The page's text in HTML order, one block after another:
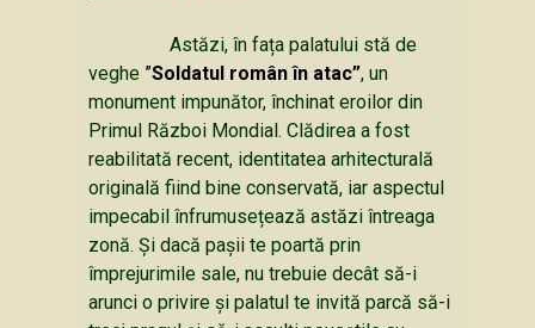
Astăzi, în fața palatului stă de
veghe ”Soldatul român în atac”, un
monument impunător, închinat eroilor din
Primul Război Mondial. Clădirea a fost
reabilitată recent, identitatea arhitecturală
originală fiind bine conservată, iar aspectul
impecabil înfrumusețează astăzi întreaga
zonă. Și dacă pașii te poartă prin
împrejurimile sale, nu trebuie decât să-i
arunci o privire și palatul te invită parcă să-i